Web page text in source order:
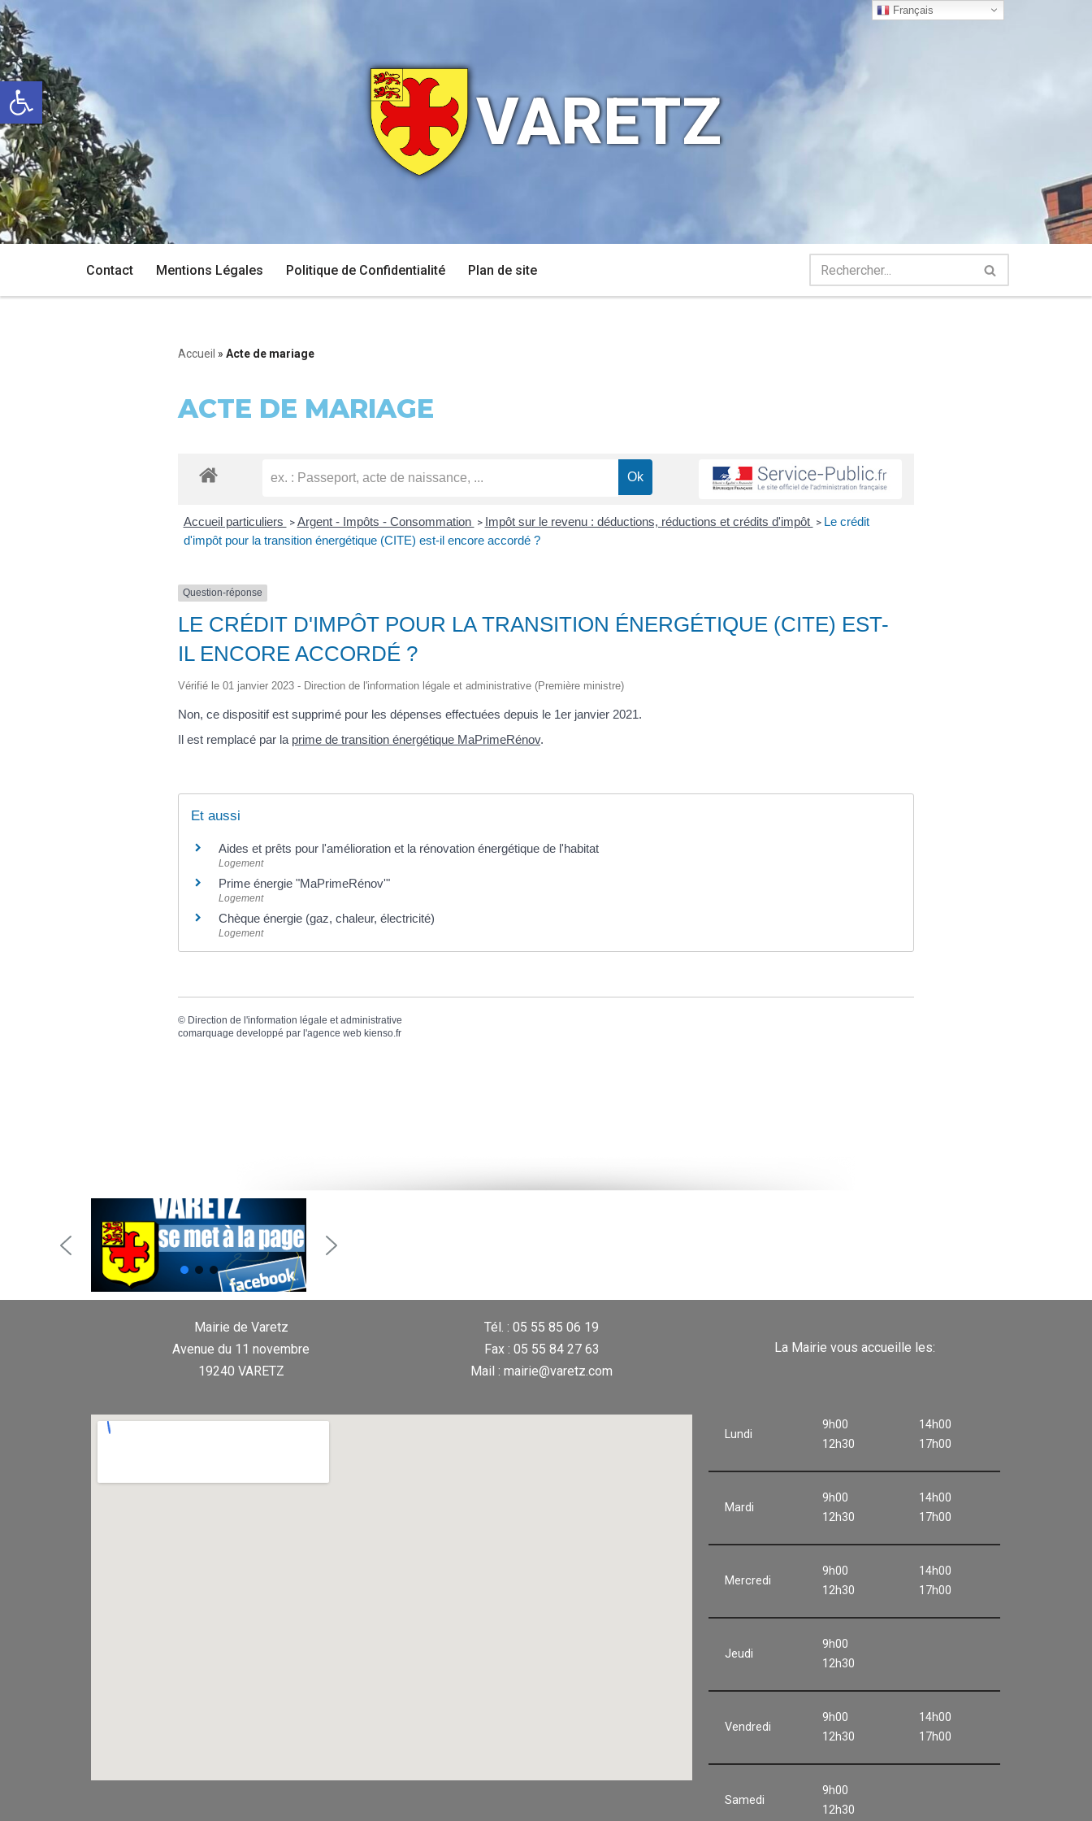
Ouvrir la barre d’outils
Aller
au
contenu
VARETZ
Contact Mentions Légales Politique de Confidentialité Plan de site
Accueil » Acte de mariage
ACTE DE MARIAGE
Accueil particuliers > Argent - Impôts - Consommation > Impôt sur le revenu : déductions, réductions et crédits d'impôt > Le crédit
d'impôt pour la transition énergétique (CITE) est-il encore accordé ?
Question-réponse
LE CRÉDIT D'IMPÔT POUR LA TRANSITION ÉNERGÉTIQUE (CITE) EST-
IL ENCORE ACCORDÉ ?
Vérifié le 01 janvier 2023 - Direction de l'information légale et administrative (Première ministre)
Non, ce dispositif est supprimé pour les dépenses effectuées depuis le 1er janvier 2021.
Il est remplacé par la prime de transition énergétique MaPrimeRénov.
Et aussi
Aides et prêts pour l'amélioration et la rénovation énergétique de l'habitat
Logement
Prime énergie "MaPrimeRénov'"
Logement
Chèque énergie (gaz, chaleur, électricité)
Logement
© Direction de l'information légale et administrative
comarquage developpé par l'agence web kienso.fr
Mairie de Varetz
Avenue du 11 novembre
19240 VARETZ
Tél. : 05 55 85 06 19
Fax : 05 55 84 27 63
Mail : mairie@varetz.com
La Mairie vous accueille les:
Lundi
9h00
12h30
14h00
17h00
Mardi
9h00
12h30
14h00
17h00
Mercredi
9h00
12h30
14h00
17h00
Jeudi
9h00
12h30
Vendredi
9h00
12h30
14h00
17h00
Samedi
9h00
12h30
Français